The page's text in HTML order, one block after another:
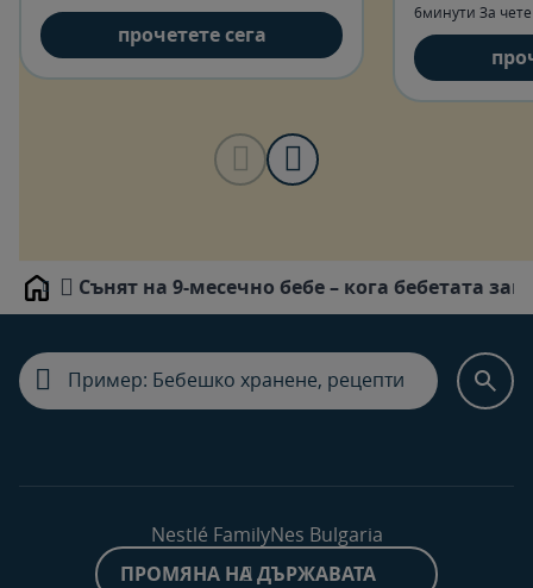
прочетете сега
6минути За
Home Сънят на 9-месечно бебе – кога бебетата
Nestlé FamilyNes Bulgaria
ПРОМЯНА НА ДЪРЖАВАТА